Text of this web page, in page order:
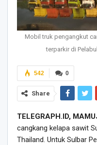
Mobil truk pengangkut
terparkir di
0
542
Share
TELEGRAPH.ID,
cangkang kelapa sawit
Thailand. Untuk Sulbar